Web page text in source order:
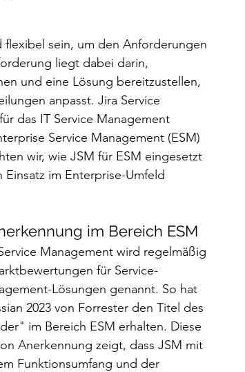
flexibel sein, um den Anforderungen
liegt dabei darin,
und eine Lösung bereitzustellen,
anpasst. Jira Service
das IT Service Management
Service Management (ESM)
wir, wie JSM für ESM eingesetzt
im Enterprise-Umfeld
im Bereich ESM
Management wird regelmäßig
für Service-
Lösungen genannt. So hat
2023 von Forrester den Titel des
im Bereich ESM erhalten. Diese
Anerkennung zeigt, dass JSM mit
Funktionsumfang und der